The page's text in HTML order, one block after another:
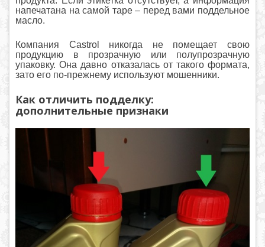
напечатана на самой таре – перед вами поддельное
масло.
Компания Castrol никогда не помещает свою
продукцию в прозрачную или полупрозрачную
упаковку. Она давно отказалась от такого формата,
зато его по-прежнему используют мошенники.
Как отличить подделку:
дополнительные признаки